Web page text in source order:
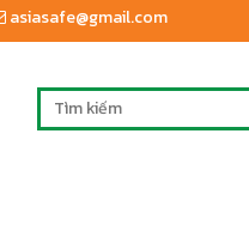
asiasafe@gmail.com